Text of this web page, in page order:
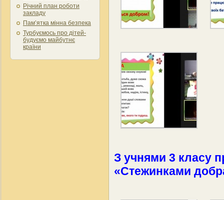
Річний план роботи
закладу
Пам’ятка мінна безпека
Турбуємось про дітей-
будуємо майбутнє
країни
З учнями 3 класу
«Стежинками